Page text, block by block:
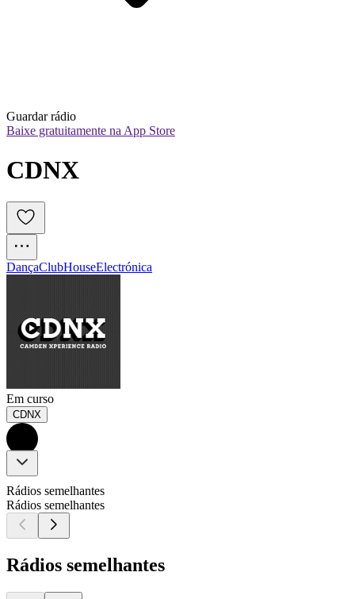
Guardar rádio
Baixe gratuitamente na App Store
CDNX
DançaClubHouseElectrónica
Em curso
CDNX
Rádios semelhantes
Rádios semelhantes
Rádios semelhantes